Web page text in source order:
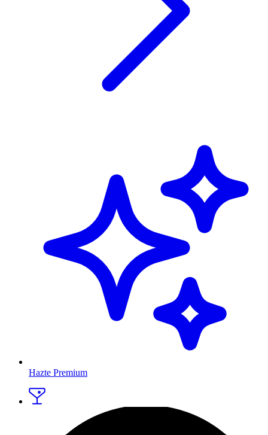
Hazte Premium